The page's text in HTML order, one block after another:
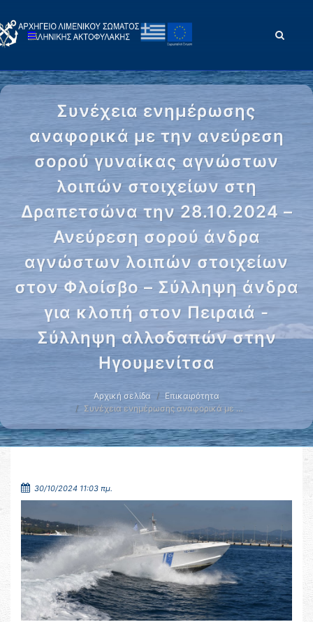
Συνέχεια ενημέρωσης
αναφορικά με την ανεύρεση
σορού γυναίκας αγνώστων
λοιπών στοιχείων στη
Δραπετσώνα την 28.10.2024 –
Ανεύρεση σορού άνδρα
αγνώστων λοιπών στοιχείων
στον Φλοίσβο – Σύλληψη άνδρα
για κλοπή στον Πειραιά -
Σύλληψη αλλοδαπών στην
Ηγουμενίτσα
Αρχική σελίδα
Επικαιρότητα
Συνέχεια ενημέρωσης αναφορικά με …
30/10/2024 11:03 πμ.